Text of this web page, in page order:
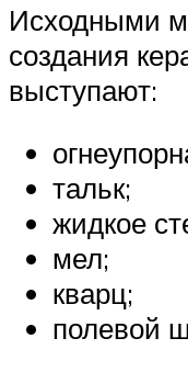
Исходными
создания
выступают:
тальк;
жидкое
мел;
кварц;
полевой